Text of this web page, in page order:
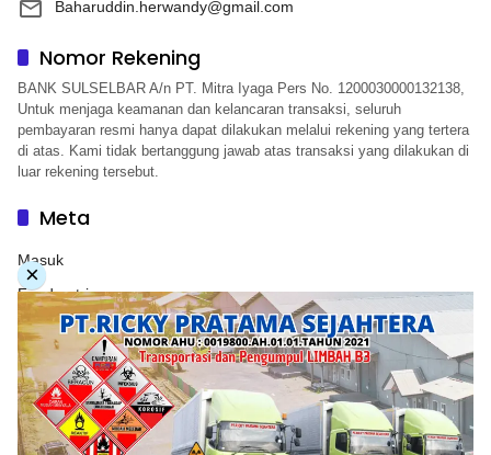
Baharuddin.herwandy@gmail.com
Nomor Rekening
BANK SULSELBAR A/n PT. Mitra Iyaga Pers No. 1200030000132138,
Untuk menjaga keamanan dan kelancaran transaksi, seluruh
pembayaran resmi hanya dapat dilakukan melalui rekening yang tertera
di atas. Kami tidak bertanggung jawab atas transaksi yang dilakukan di
luar rekening tersebut.
Meta
Masuk
Feed entri
Feed komentar
WordPress.org
×